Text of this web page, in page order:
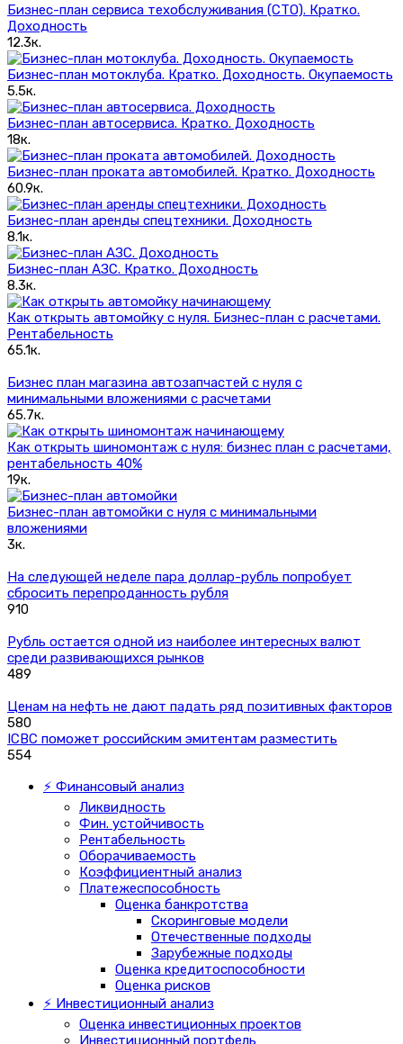
Бизнес-план сервиса техобслуживания (СТО). Кратко.
Доходность
12.3к.
Бизнес-план мотоклуба. Кратко. Доходность. Окупаемость
5.5к.
Бизнес-план автосервиса. Кратко. Доходность
18к.
Бизнес-план проката автомобилей. Кратко. Доходность
60.9к.
Бизнес-план аренды спецтехники. Доходность
8.1к.
Бизнес-план АЗС. Кратко. Доходность
8.3к.
Как открыть автомойку с нуля. Бизнес-план с расчетами.
Рентабельность
65.1к.
Бизнес план магазина автозапчастей с нуля с
минимальными вложениями c расчетами
65.7к.
Как открыть шиномонтаж с нуля: бизнес план с расчетами,
рентабельность 40%
19к.
Бизнес-план автомойки с нуля с минимальными
вложениями
3к.
На следующей неделе пара доллар-рубль попробует
сбросить перепроданность рубля
910
Рубль остается одной из наиболее интересных валют
среди развивающихся рынков
489
Ценам на нефть не дают падать ряд позитивных факторов
580
ICBC поможет российским эмитентам разместить
554
⚡ Финансовый анализ
Ликвидность
Фин. устойчивость
Рентабельность
Оборачиваемость
Коэффициентный анализ
Платежеспособность
Оценка банкротства
Скоринговые модели
Отечественные подходы
Зарубежные подходы
Оценка кредитоспособности
Оценка рисков
⚡ Инвестиционный анализ
Оценка инвестиционных проектов
Инвестиционный портфель